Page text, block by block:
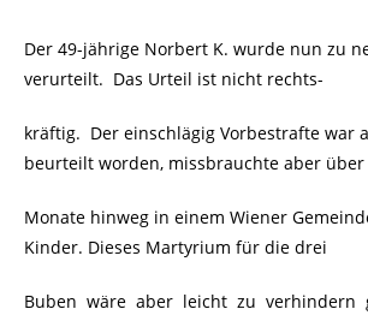
Der 49-jährige Norbert K. wurde nun zu
verurteilt. Das Urteil ist nicht rechts-
kräftig. Der einschlägig Vorbestrafte war
beurteilt worden, missbrauchte aber über
Monate hinweg in einem Wiener
Kinder. Dieses Martyrium für die drei
Buben wäre aber leicht zu verhindern